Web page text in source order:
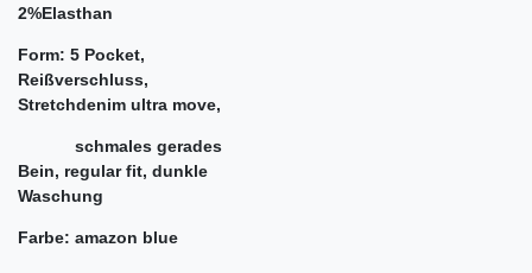
2%Elasthan
Form: 5 Pocket,
Reißverschluss,
Stretchdenim ultra move,
schmales gerades
Bein, regular fit, dunkle
Waschung
Farbe: amazon blue